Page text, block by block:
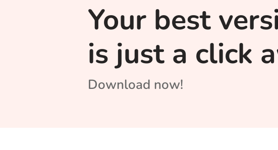
Your best
is just a click
Download now!